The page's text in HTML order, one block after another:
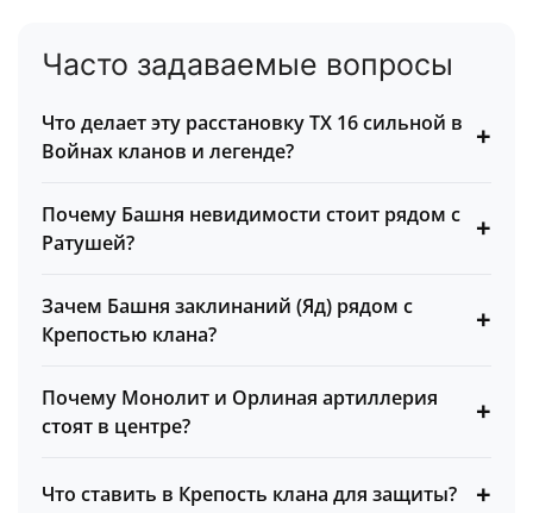
Часто задаваемые вопросы
Что делает эту расстановку ТХ 16 сильной в
Войнах кланов и легенде?
+
Почему Башня невидимости стоит рядом с
Ратушей?
+
Зачем Башня заклинаний (Яд) рядом с
Крепостью клана?
+
Почему Монолит и Орлиная артиллерия
стоят в центре?
+
Что ставить в Крепость клана для защиты? +